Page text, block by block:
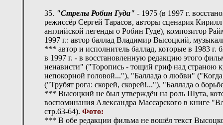
35. "Стрелы Робин Гуда" - 1975 (в 1997 г.
режиссёр Сергей Тарасов, авторы сценария
английской легенды о Робин Гуде), композитор
1997 г.: автор баллад Владимир Высоцкий,
*** автор и исполнитель баллад, которые в 1983
в 1997 г. - в восстановленную редакцию этого
ненависти" ("Торопись - тощий гриф над страною
непокорной головой..."), "Баллада о любви"
("Трубят рога: скорей, скорей!..."), "Баллада о
*** Высоцкий не был утверждён на роль Шута,
воспоминания Александра Массарского в книге
стр.63-64). Фото:
*** В обе редакции фильма не вошёл текст